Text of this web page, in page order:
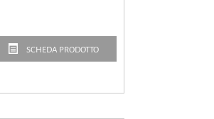
SCHEDA PRODOTTO